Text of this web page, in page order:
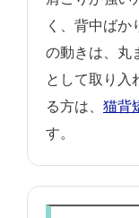
く、背中ばか
の動きは、丸
として取り入
る方は、 猫背
す。